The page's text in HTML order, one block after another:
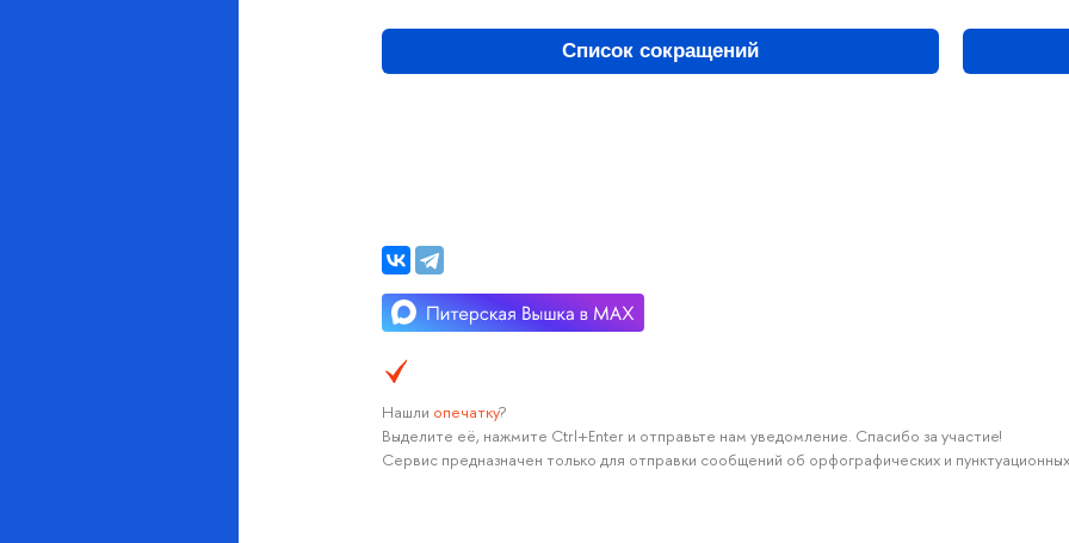
Список сокращений
Нашли опечатку?
Выделите её, нажмите Ctrl+Enter и отправьте нам уведомление. Спасибо за участие!
Сервис предназначен только для отправки сообщений об орфографических и